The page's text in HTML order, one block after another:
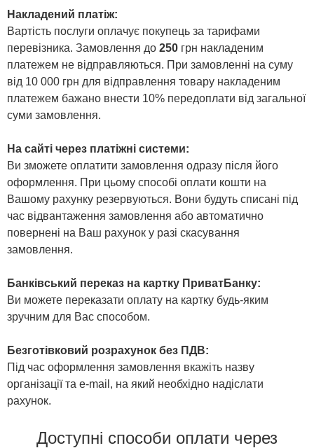
Накладений платіж:
Вартість послуги оплачує покупець за тарифами
перевізника. Замовлення до 250 грн накладеним
платежем не відправляються. При замовленні на суму
від 10 000 грн для відправлення товару накладеним
платежем бажано внести 10% передоплати від загальної
суми замовлення.
На сайті через платіжні системи:
Ви зможете оплатити замовлення одразу після його
оформлення. При цьому способі оплати кошти на
Вашому рахунку резервуються. Вони будуть списані під
час відвантаження замовлення або автоматично
повернені на Ваш рахунок у разі скасування
замовлення.
Банківський переказ на картку ПриватБанку:
Ви можете переказати оплату на картку будь-яким
зручним для Вас способом.
Безготівковий розрахунок без ПДВ:
Під час оформлення замовлення вкажіть назву
організації та e-mail, на який необхідно надіслати
рахунок.
Доступні способи оплати через